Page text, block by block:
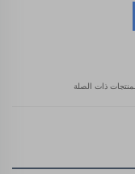
ذات الصلة